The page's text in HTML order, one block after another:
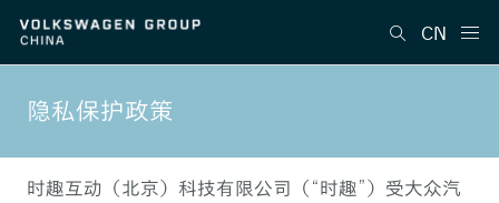
CN
隐私保护政策
时趣互动（北京）科技有限公司（“时趣”）受大众汽